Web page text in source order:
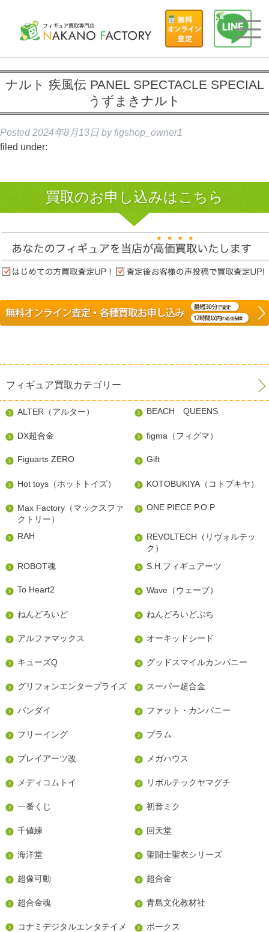
ナルト 疾風伝 PANEL SPECTACLE SPECIAL
うずまきナルト
Posted 2024年8月13日 by figshop_owner1
filed under:
買取のお申し込みはこちら
フィギュア買取カテゴリー
ALTER（アルター） BEACH QUEENS
DX超合金 figma（フィグマ）
Figuarts ZERO Gift
Hot toys（ホットトイズ） KOTOBUKIYA（コトブキヤ）
Max Factory（マックスファ
クトリー）
ONE PIECE P.O.P
RAH
REVOLTECH（リヴォルテッ
ク）
ROBOT魂
S.H.フィギュアーツ
To Heart2 Wave（ウェーブ）
ねんどろいど ねんどろいどぷち
アルファマックス オーキッドシード
キューズQ グッドスマイルカンパニー
グリフォンエンタープライズ スーパー超合金
バンダイ ファット・カンパニー
フリーイング プラム
プレイアーツ改 メガハウス
メディコムトイ リボルテックヤマグチ
一番くじ 初音ミク
千値練 回天堂
海洋堂 聖闘士聖衣シリーズ
超像可動 超合金
超合金魂 青島文化教材社
コナミデジタルエンタテイメ
ボークス